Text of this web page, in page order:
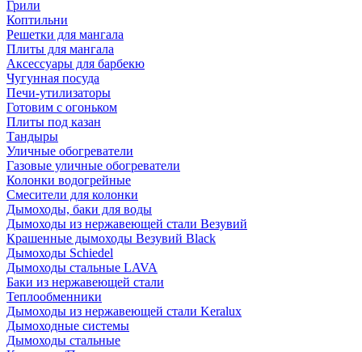
Грили
Коптильни
Решетки для мангала
Плиты для мангала
Аксессуары для барбекю
Чугунная посуда
Печи-утилизаторы
Готовим с огоньком
Плиты под казан
Тандыры
Уличные обогреватели
Газовые уличные обогреватели
Колонки водогрейные
Смесители для колонки
Дымоходы, баки для воды
Дымоходы из нержавеющей стали Везувий
Крашенные дымоходы Везувий Black
Дымоходы Schiedel
Дымоходы стальные LAVA
Баки из нержавеющей стали
Теплообменники
Дымоходы из нержавеющей стали Keralux
Дымоходные системы
Дымоходы стальные